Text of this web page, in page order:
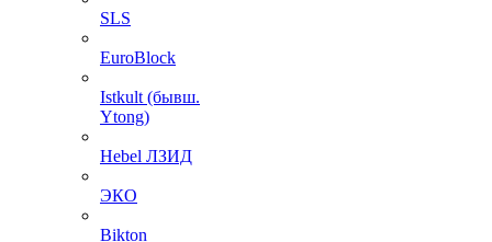
SLS
EuroBlock
Istkult (бывш.
Ytong)
Hebel ЛЗИД
ЭКО
Bikton